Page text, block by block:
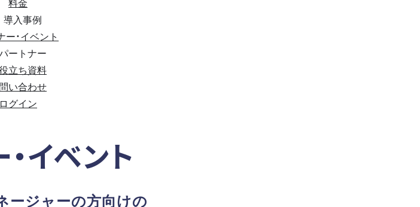
導入事例
ー・イベント
ートナー
立ち資料
い合わせ
ログイン
イベント
ージャーの方向けの